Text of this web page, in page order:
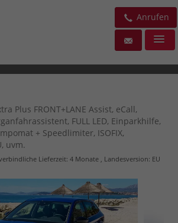
Anrufen
Plus FRONT+LANE Assist, eCall,
FULL LED, Einparkhilfe,
+ Speedlimiter, ISOFIX,
uvm.
Lieferzeit: 4 Monate , Landesversion: EU